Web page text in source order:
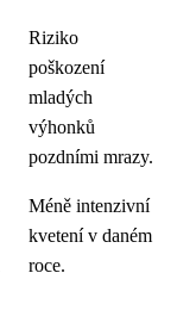
Riziko
poškození
mladých
výhonků
pozdními mrazy.
Méně intenzivní
kvetení v daném
roce.